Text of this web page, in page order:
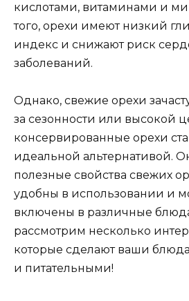
кислотами, витаминами и
того, орехи имеют низкий
индекс и снижают риск
заболеваний.
Однако, свежие орехи
за сезонности или высокой
консервированные орехи
идеальной альтернативой.
полезные свойства свежих
удобны в использовании и
включены в различные
рассмотрим несколько
которые сделают ваши
и питательными!